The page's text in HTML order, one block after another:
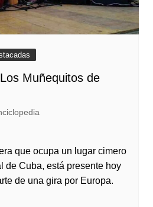
Muñequitos de
que ocupa un lugar cimero
de Cuba, está presente hoy
de una gira por Europa.